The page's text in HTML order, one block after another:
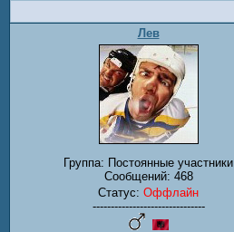
Лев
Группа: Постоянные участники
Сообщений: 468
Статус: Оффлайн
-------------------------------